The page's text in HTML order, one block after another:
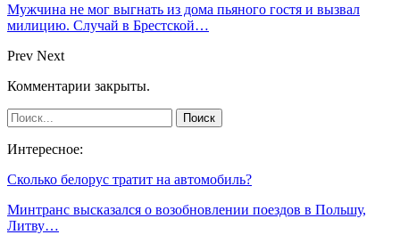
Мужчина не мог выгнать из дома пьяного гостя и вызвал
милицию. Случай в Брестской…
Prev Next
Комментарии закрыты.
Интересное:
Сколько белорус тратит на автомобиль?
Минтранс высказался о возобновлении поездов в Польшу,
Литву…